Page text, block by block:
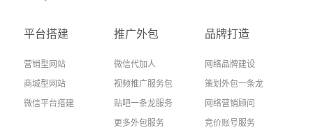
平台搭建
营销型网站
商城型网站
微信平台搭建
推广外包
微信代加人
视频推广服务包
贴吧一条龙服务
更多外包服务
品牌打造
网络品牌建设
策划外包一条龙
网络营销顾问
竞价账号服务